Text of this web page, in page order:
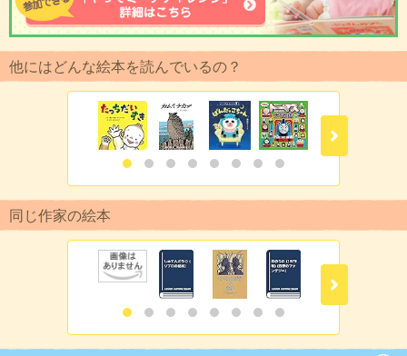
他にはどんな絵本を読んでいるの？
同じ作家の絵本